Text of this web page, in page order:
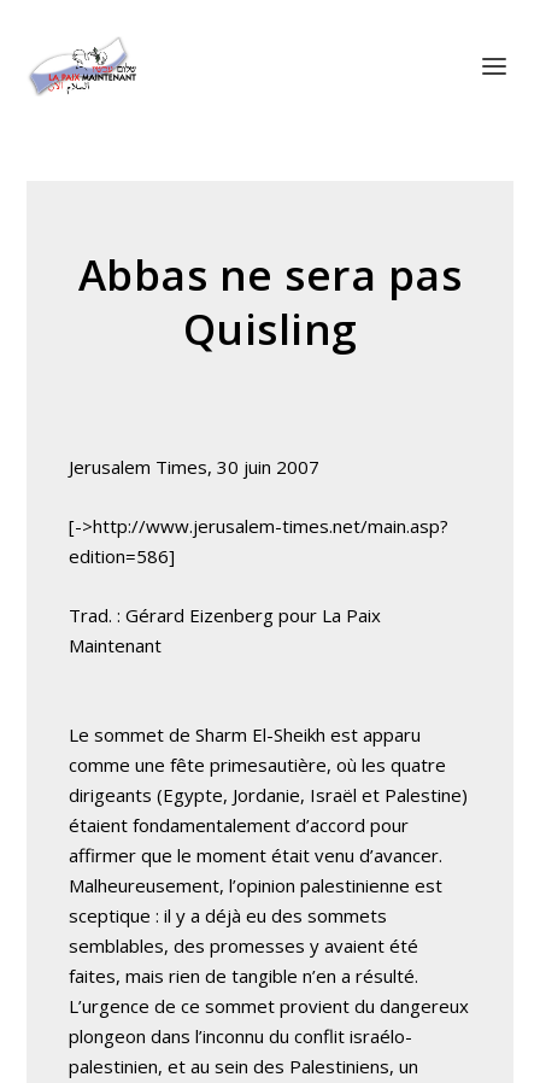
Abbas ne sera pas
Quisling
Jerusalem Times, 30 juin 2007
[->http://www.jerusalem-times.net/main.asp?
edition=586]
Trad. : Gérard Eizenberg pour La Paix
Maintenant
Le sommet de Sharm El-Sheikh est apparu
comme une fête primesautière, où les quatre
dirigeants (Egypte, Jordanie, Israël et Palestine)
étaient fondamentalement d’accord pour
affirmer que le moment était venu d’avancer.
Malheureusement, l’opinion palestinienne est
sceptique : il y a déjà eu des sommets
semblables, des promesses y avaient été
faites, mais rien de tangible n’en a résulté.
L’urgence de ce sommet provient du dangereux
plongeon dans l’inconnu du conflit israélo-
palestinien, et au sein des Palestiniens, un